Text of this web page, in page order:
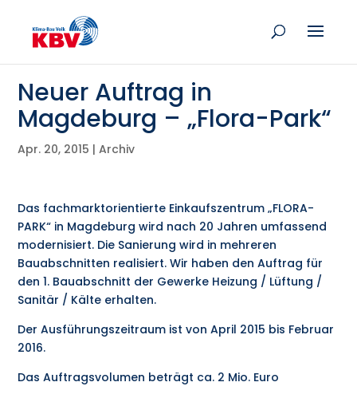
Neuer Auftrag in
Magdeburg – „Flora-Park“
Apr. 20, 2015 |Archiv
Das fachmarktorientierte Einkaufszentrum „FLORA-
PARK“ in Magdeburg wird nach 20 Jahren umfassend
modernisiert. Die Sanierung wird in mehreren
Bauabschnitten realisiert. Wir haben den Auftrag für
den 1. Bauabschnitt der Gewerke Heizung / Lüftung /
Sanitär / Kälte erhalten.
Der Ausführungszeitraum ist von April 2015 bis Februar
2016.
Das Auftragsvolumen beträgt ca. 2 Mio. Euro